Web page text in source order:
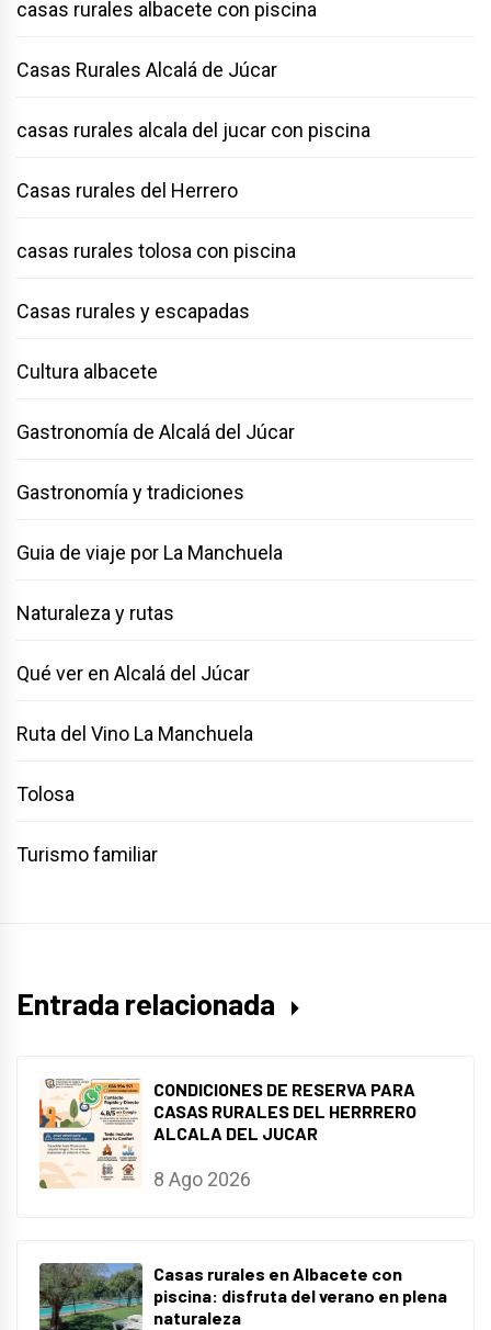
casas rurales albacete con piscina
Casas Rurales Alcalá de Júcar
casas rurales alcala del jucar con piscina
Casas rurales del Herrero
casas rurales tolosa con piscina
Casas rurales y escapadas
Cultura albacete
Gastronomía de Alcalá del Júcar
Gastronomía y tradiciones
Guia de viaje por La Manchuela
Naturaleza y rutas
Qué ver en Alcalá del Júcar
Ruta del Vino La Manchuela
Tolosa
Turismo familiar
Entrada relacionada
CONDICIONES DE RESERVA PARA
CASAS RURALES DEL HERRRERO
ALCALA DEL JUCAR
8 Ago 2026
Casas rurales en Albacete con
piscina: disfruta del verano en plena
naturaleza